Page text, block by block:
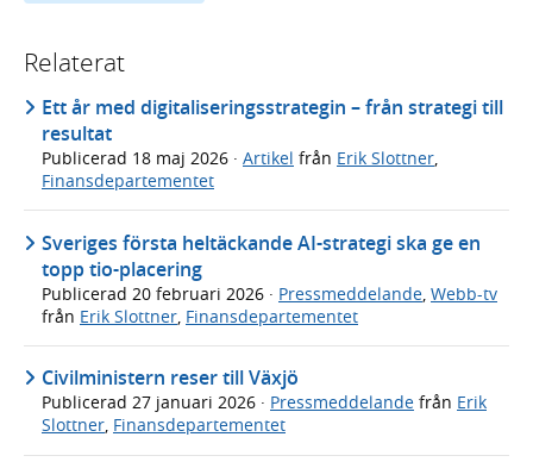
Relaterat
Ett år med digitaliseringsstrategin – från strategi till
resultat
Publicerad 18 maj 2026 · Artikel från Erik Slottner,
Finansdepartementet
Sveriges första heltäckande AI-strategi ska ge en
topp tio-placering
Publicerad 20 februari 2026 · Pressmeddelande Webb-tv
från Erik Slottner Finansdepartementet
Civilministern reser till Växjö
Publicerad 27 januari 2026 · Pressmeddelande från Erik
Slottner, Finansdepartementet